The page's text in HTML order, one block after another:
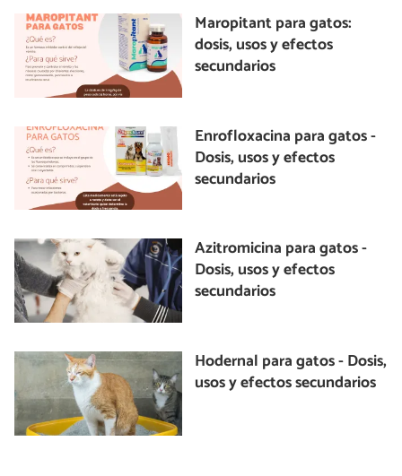
Maropitant para gatos:
dosis, usos y efectos
secundarios
Enrofloxacina para gatos -
Dosis, usos y efectos
secundarios
Azitromicina para gatos -
Dosis, usos y efectos
secundarios
Hodernal para gatos - Dosis,
usos y efectos secundarios